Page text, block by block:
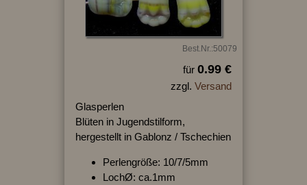
Best.Nr.:50079
für 0.99 €
zzgl. Versand
Glasperlen
Blüten in Jugendstilform,
hergestellt in Gablonz / Tschechien
Perlengröße: 10/7/5mm
LochØ: ca.1mm